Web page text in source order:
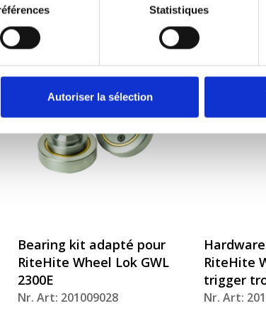
Statistiques
Autoriser la sélection
Nr. Art: 201009027 Nr. Art:
Bearing kit adapté pour
RiteHite Wheel Lok GWL
2300E
Nr. Art: 201009028
RiteHite
trigger
Nr. Art: